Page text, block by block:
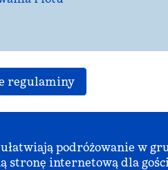
regulaminy
podróżowanie w
stronę internetową dla